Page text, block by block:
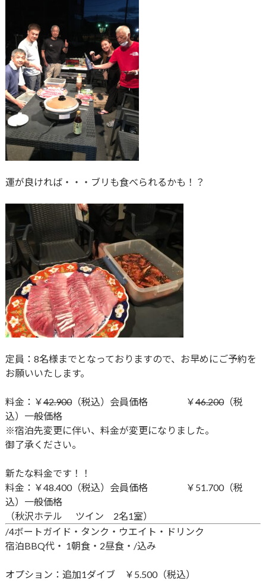
運が良ければ・・・ブリも食べられるかも！？
定員：8名様までとなっておりますので、お早めにご予約を
お願いいたします。
料金：￥42.900（税込）会員価格 ￥46.200（税
込）一般価格
※宿泊先変更に伴い、料金が変更になりました。
御了承ください。
新たな料金です！！
料金：￥48.400（税込）会員価格 ￥51.700（税
込）一般価格
（秋沢ホテル ツイン 2名1室）
/4ボー トガイド・タンク・ウエイト・​ドリンク
宿泊BBQ代・ 1朝食・2昼食・/込み
オプション：追加1ダイブ ￥5.500（税込）